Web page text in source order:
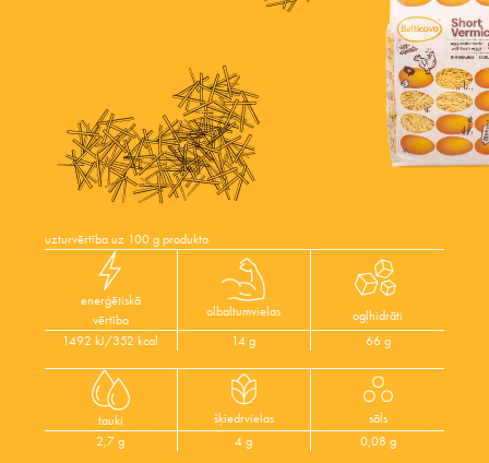
uzturvērtība uz 100 g produkta
enerģētiskā
vērtība
olbaltumvielas
ogļhidrāti
1492 kJ/352 kcal
14 g 66 g
tauki šķiedrvielas
sāls
2,7 g
4 g 0,08 g